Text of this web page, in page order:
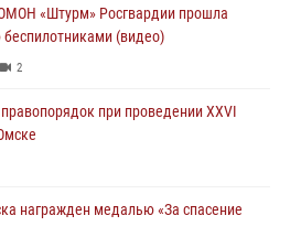
на концерте группы IOWA в
«Штурм» Росгвардии прошла
(видео)
2
при проведении XXVI
награжден медалью «За спасение